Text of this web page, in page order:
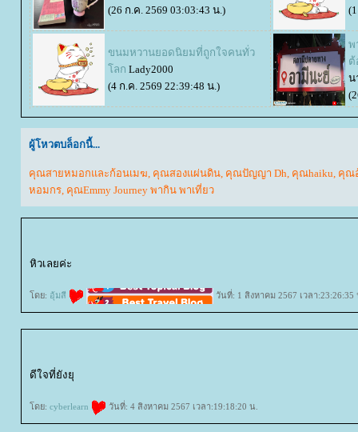
(26 ก.ค. 2569 03:03:43 น.)
ขนมหวานยอดนิยมที่ถูกใจคนทั่ว
ลก Lady2000
(4 ก.ค. 2569 22:39:48 น.)
พ
ต้
น
ผู้โหวตบล็อกนี้...
คุณสายหมอกและก้อนเมฆ, คุณสองแผ่นดิน, คุณปัญญา Dh, คุณhaiku, คุณ
หอมกร, คุณEmmy Journey พากิน พาเที่ยว
หิวเลยค่ะ
ดย: อุ้มสี วันที่: 1 สิงหาคม 2567 เวลา:23:26:35
ดีใจที่ยังยุ
ดย: cyberlearn วันที่: 4 สิงหาคม 2567 เวลา:19:18:20 น.